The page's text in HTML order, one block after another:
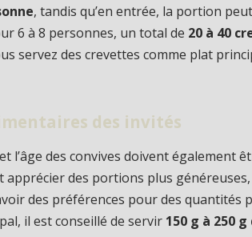
, tandis qu’en entrée, la portion
6 à 8 personnes, un total de 20 à 40
servez des crevettes comme plat
des invités
l’âge des convives doivent également
apprécier des portions plus
des préférences pour des quantités
il est conseillé de servir 150 g à 250